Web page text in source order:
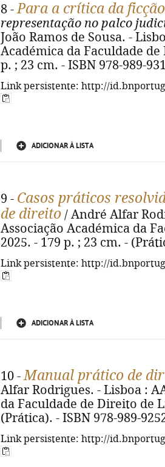
8 -Para a crítica da
representação no palco
João Ramos de Sousa. -
Académica da Faculdade
p. ; 23 cm. - ISBN 978-989-
Link persistente: http://
ADICIONAR À LISTA
9 - Casos práticos
de direito / André Alfar
Associação Académica da
2025. - 179 p. ; 23 cm. -
Link persistente: http://
ADICIONAR À LISTA
10 -Manual prático de
Alfar Rodrigues. - Lisboa :
da Faculdade de Direito de
(Prática). - ISBN 978-989-
Link persistente: http://